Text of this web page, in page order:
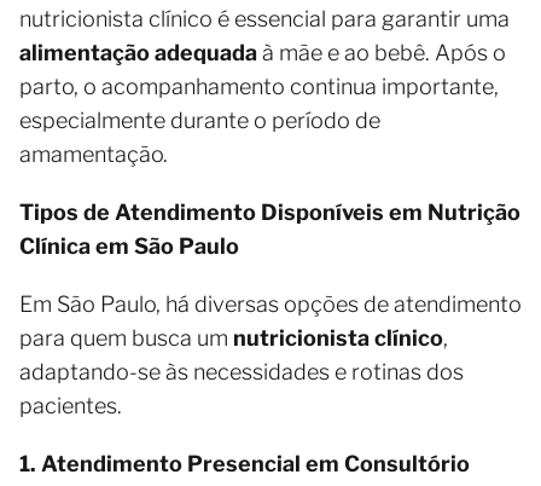
nutricionista clínico é essencial para garantir uma
alimentação adequadaà mãe e ao bebê. Após o
parto, o acompanhamento continua importante,
especialmente durante o período de
amamentação.
Tipos de Atendimento Disponíveis em Nutrição
Clínica em São Paulo
Em São Paulo, há diversas opções de atendimento
para quem busca um nutricionista clínico,
adaptando-se às necessidades e rotinas dos
pacientes.
1. Atendimento Presencial em Consultório